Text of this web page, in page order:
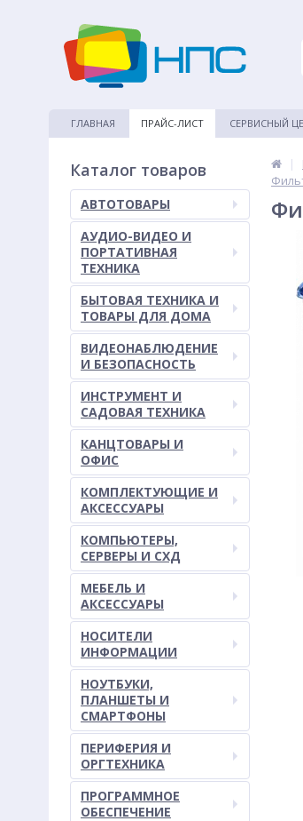
ГЛАВНАЯ ПРАЙС-ЛИСТ СЕРВИСНЫЙ
Каталог товаров
АВТОТОВАРЫ
АУДИО-ВИДЕО И
ПОРТАТИВНАЯ
ТЕХНИКА
БЫТОВАЯ ТЕХНИКА И
ТОВАРЫ ДЛЯ ДОМА
ВИДЕОНАБЛЮДЕНИЕ
И БЕЗОПАСНОСТЬ
ИНСТРУМЕНТ И
САДОВАЯ ТЕХНИКА
КАНЦТОВАРЫ И
ОФИС
КОМПЛЕКТУЮЩИЕ И
АКСЕССУАРЫ
КОМПЬЮТЕРЫ,
СЕРВЕРЫ И СХД
МЕБЕЛЬ И
АКСЕССУАРЫ
НОСИТЕЛИ
ИНФОРМАЦИИ
НОУТБУКИ,
ПЛАНШЕТЫ И
СМАРТФОНЫ
ПЕРИФЕРИЯ И
ОРГТЕХНИКА
ПРОГРАММНОЕ
ОБЕСПЕЧЕНИЕ
|